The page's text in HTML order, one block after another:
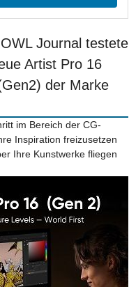
Journal testete
Artist Pro 16
der Marke
im Bereich der CG-
Inspiration freizusetzen
Ihre Kunstwerke fliegen